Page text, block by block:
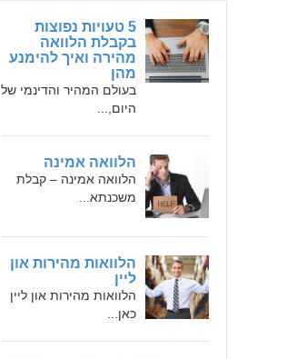
5 טעויות נפוצות
בקבלת הלוואה
מהירה ואיך להימנע
מהן
בעולם המהיר והדינמי של
היום,...
הלוואה אמינה
הלוואה אמינה – קבלת
משכנתא...
הלוואות מהירות און
ליין
הלוואות מהירות און ליין
כאן...